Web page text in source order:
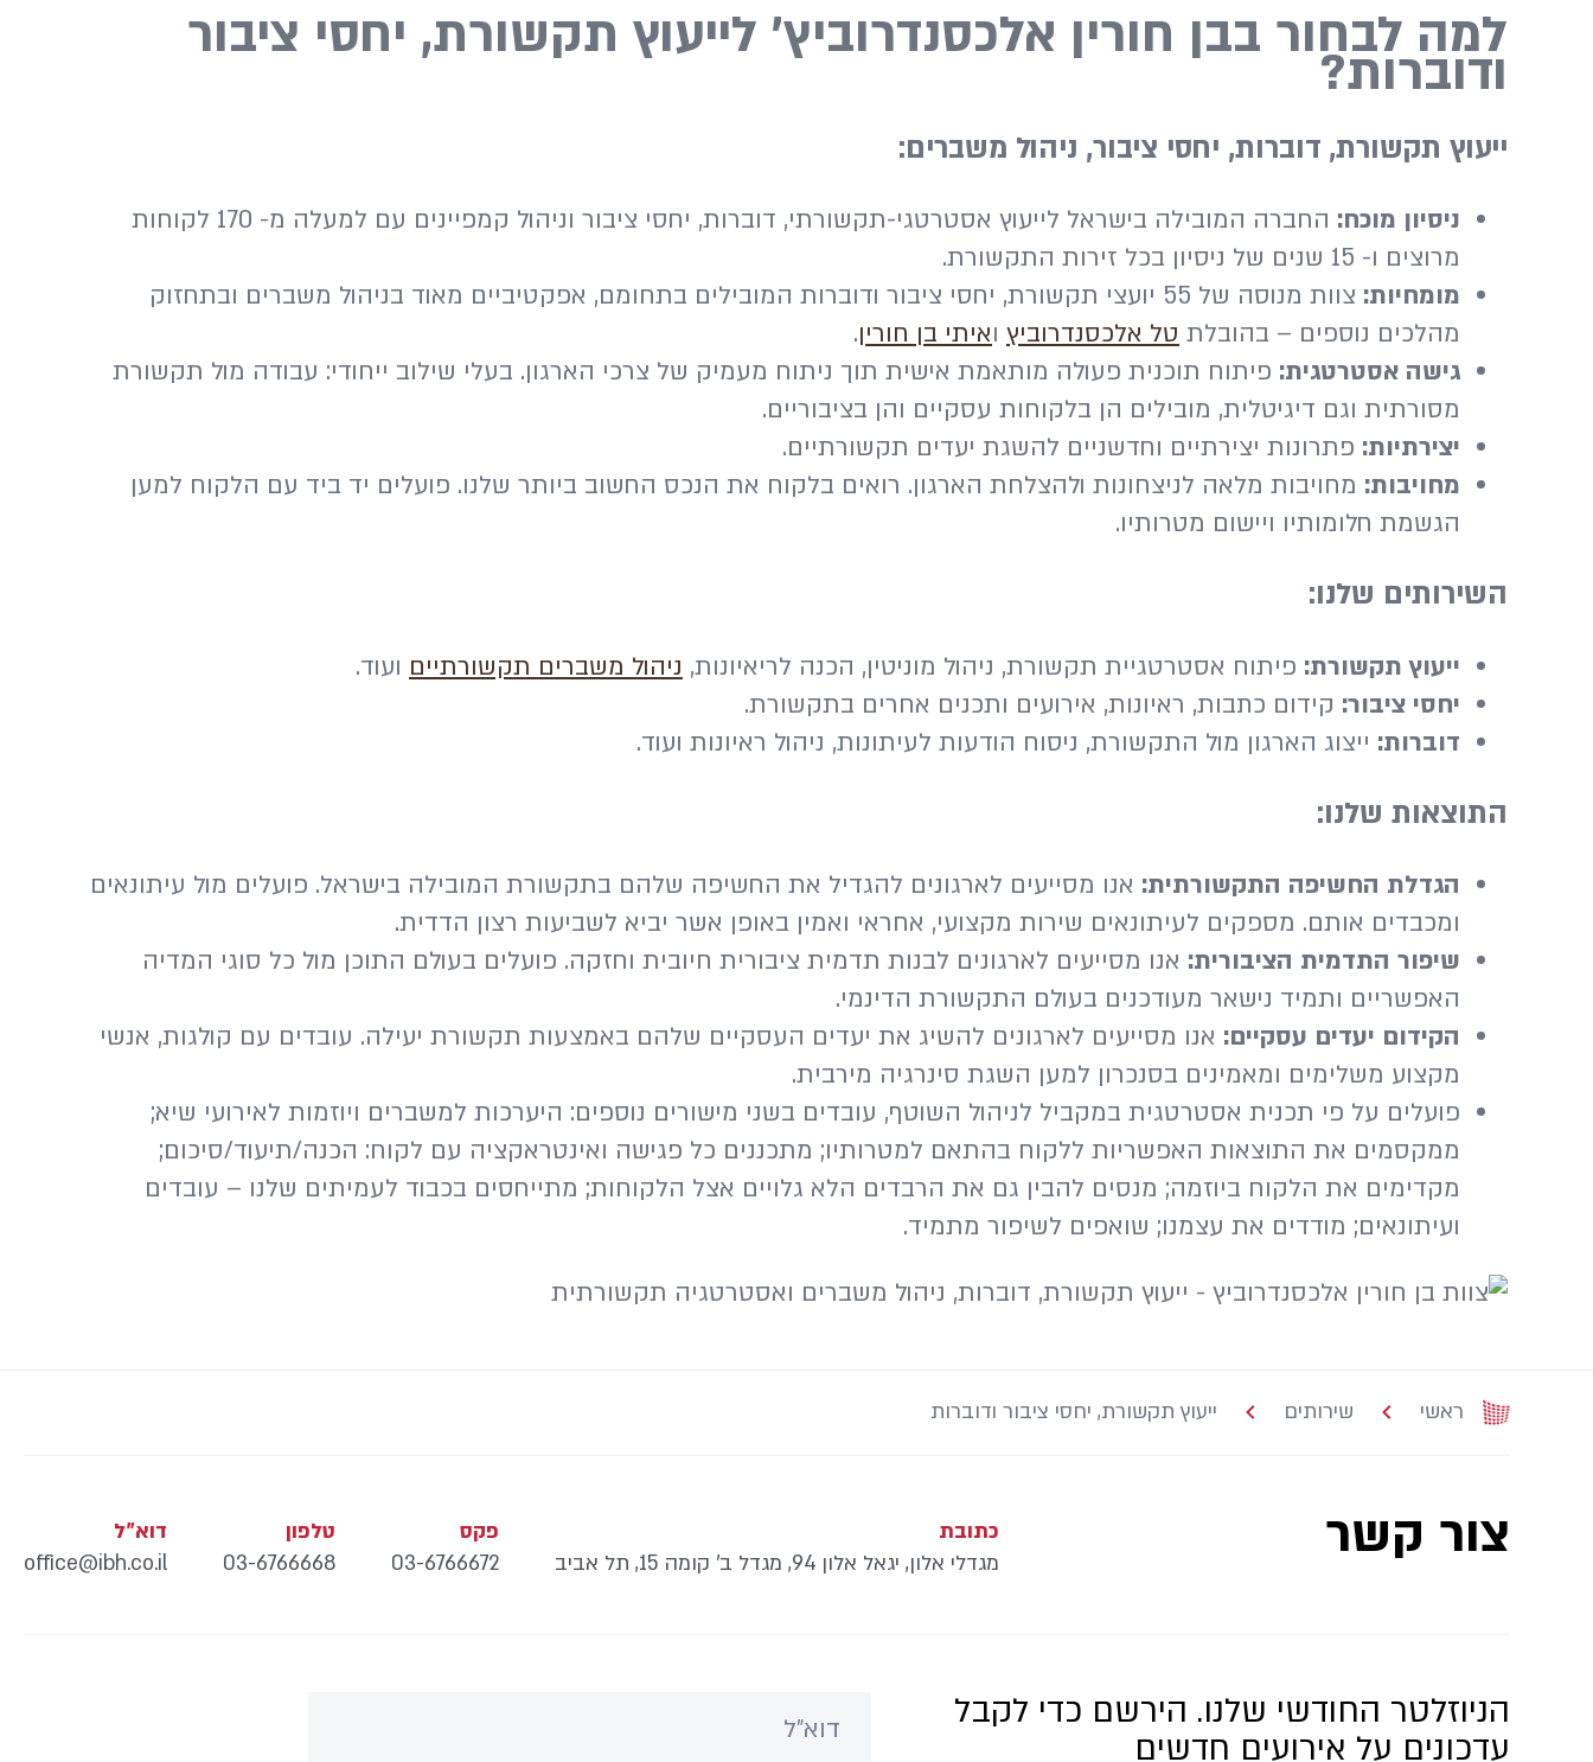
למה לבחור בבן חורין אלכסנדרוביץ' לייעוץ תקשורת, יחסי ציבור
ודוברות?
ייעוץ תקשורת, דוברות, יחסי ציבור, ניהול משברים:
ניסיון מוכח:
החברה המובילה בישראל לייעוץ אסטרטגי-תקשורתי, דוברות, יחסי ציבור וניהול קמפיינים עם למעלה מ- 170 לקוחות
מרוצים ו- 15 שנים של ניסיון בכל זירות התקשורת.
מומחיות:
צוות מנוסה של 55 יועצי תקשורת, יחסי ציבור ודוברות המובילים בתחומם, אפקטיביים מאוד בניהול משברים ובתחזוק
מהלכים נוספים – בהובלת טל אלכסנדרוביץ ואיתי בן חורין.
גישה אסטרטגית: פיתוח תוכנית פעולה מותאמת אישית תוך ניתוח מעמיק של צרכי הארגון. בעלי שילוב ייחודי: עבודה מול תקשורת
מסורתית וגם דיגיטלית, מובילים הן בלקוחות עסקיים והן בציבוריים.
יצירתיות: פתרונות יצירתיים וחדשניים להשגת יעדים תקשורתיים.
מחויבות: מחויבות מלאה לניצחונות ולהצלחת הארגון. רואים בלקוח את הנכס החשוב ביותר שלנו. פועלים יד ביד עם הלקוח למען
הגשמת חלומותיו ויישום מטרותיו.
השירותים שלנו:
ייעוץ תקשורת: פיתוח אסטרטגיית תקשורת, ניהול מוניטין, הכנה לריאיונות, ניהול משברים תקשורתיים ועוד.
יחסי ציבור: קידום כתבות, ראיונות, אירועים ותכנים אחרים בתקשורת.
דוברות: ייצוג הארגון מול התקשורת, ניסוח הודעות לעיתונות, ניהול ראיונות ועוד.
התוצאות שלנו:
הגדלת החשיפה התקשורתית: אנו מסייעים לארגונים להגדיל את החשיפה שלהם בתקשורת המובילה בישראל. פועלים מול עיתונאים
ומכבדים אותם. מספקים לעיתונאים שירות מקצועי, אחראי ואמין באופן אשר יביא לשביעות רצון הדדית.
שיפור התדמית הציבורית: אנו מסייעים לארגונים לבנות תדמית ציבורית חיובית וחזקה. פועלים בעולם התוכן מול כל סוגי המדיה
האפשריים ותמיד נישאר מעודכנים בעולם התקשורת הדינמי.
הקידום יעדים עסקיים: אנו מסייעים לארגונים להשיג את יעדים העסקיים שלהם באמצעות תקשורת יעילה. עובדים עם קולגות, אנשי
מקצוע משלימים ומאמינים בסנכרון למען השגת סינרגיה מירבית.
פועלים על פי תכנית אסטרטגית במקביל לניהול השוטף, עובדים בשני מישורים נוספים: היערכות למשברים ויוזמות לאירועי שיא;
ממקסמים את התוצאות האפשריות ללקוח בהתאם למטרותיו; מתכננים כל פגישה ואינטראקציה עם לקוח: הכנה/תיעוד/סיכום;
מקדימים את הלקוח ביוזמה; מנסים להבין גם את הרבדים הלא גלויים אצל הלקוחות; מתייחסים בכבוד לעמיתים שלנו – עובדים
ועיתונאים; מודדים את עצמנו; שואפים לשיפור מתמיד.
ראשי שירותים ייעוץ תקשורת, יחסי ציבור ודוברות
צור קשר
כתובת
מגדלי אלון, יגאל אלון 94, מגדל ב’ קומה 15, תל אביב
פקס
03-6766672
טלפון
03-6766668
דוא"ל
office@ibh.co.il
הניוזלטר החודשי שלנו. הירשם כדי לקבל
עדכונים על אירועים חדשים